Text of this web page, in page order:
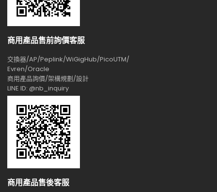
商用產品售前詢價客服
交換器/AP/Peplink/WiGigHub/PicoUTM/
Evren/Oracle
商用產品詢價/架構規劃/設計
LINE ID: @nb_inquiry
商用產品售後客服